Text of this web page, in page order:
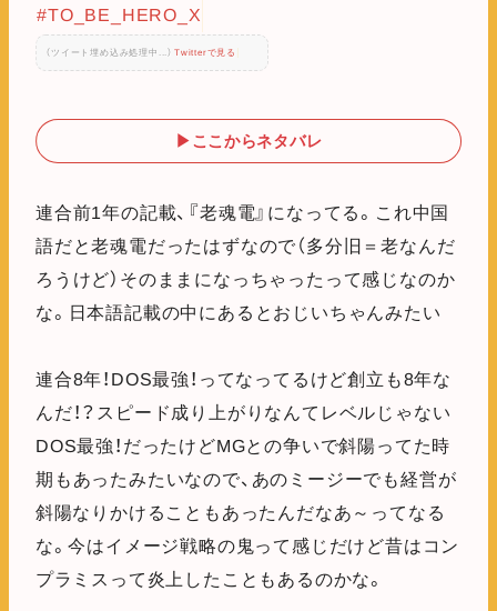
#TO_BE_HERO_X
（ツイート埋め込み処理中...） Twitterで見る
▶ここからネタバレ
連合前1年の記載、『老魂電』になってる。これ中国
語だと老魂電だったはずなので（多分旧＝老なんだ
ろうけど）そのままになっちゃったって感じなのか
な。日本語記載の中にあるとおじいちゃんみたい
連合8年！DOS最強！ってなってるけど創立も8年な
んだ！？スピード成り上がりなんてレベルじゃない
DOS最強！だったけどMGとの争いで斜陽ってた時
期もあったみたいなので、あのミージーでも経営が
斜陽なりかけることもあったんだなあ～ってなる
な。今はイメージ戦略の鬼って感じだけど昔はコン
プラミスって炎上したこともあるのかな。